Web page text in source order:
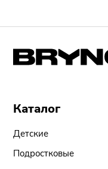
Каталог
Детские
Подростковые